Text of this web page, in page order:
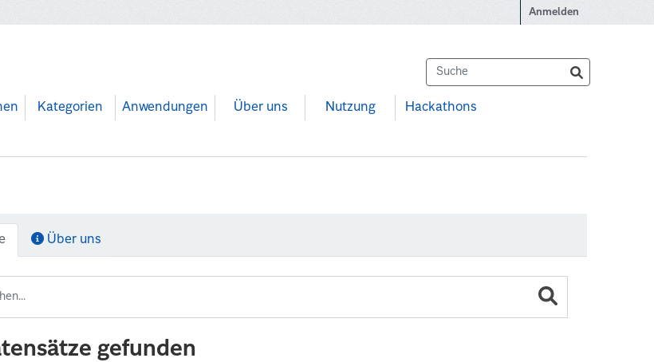
Anmelden
Kategorien Anwendungen Über uns Nutzung Hackathons
Über uns
gefunden